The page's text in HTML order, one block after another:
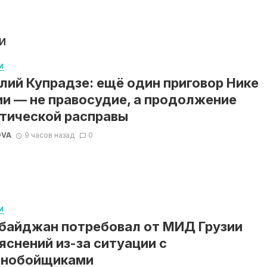
Купрадзе: ещё один приговор Нике
— не правосудие, а продолжение
расправы
9 часов назад 0
потребовал от МИД Грузии
из-за ситуации с